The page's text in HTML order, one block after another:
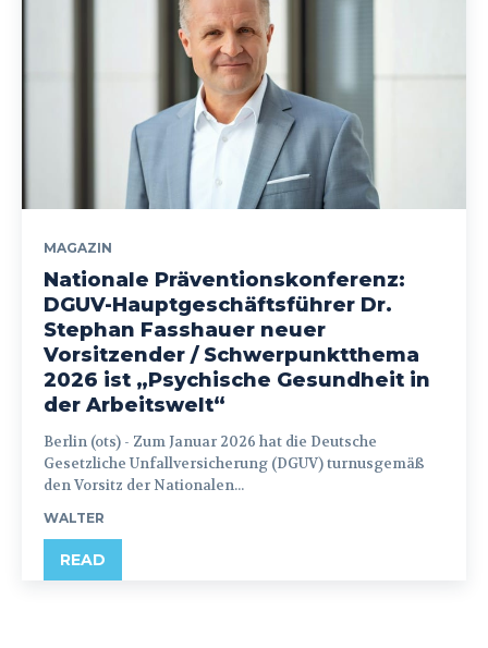
MAGAZIN
Nationale Präventionskonferenz:
DGUV-Hauptgeschäftsführer Dr.
Stephan Fasshauer neuer
Vorsitzender / Schwerpunktthema
2026 ist „Psychische Gesundheit in
der Arbeitswelt“
Berlin (ots) - Zum Januar 2026 hat die Deutsche
Gesetzliche Unfallversicherung (DGUV) turnusgemäß
den Vorsitz der Nationalen...
WALTER
READ